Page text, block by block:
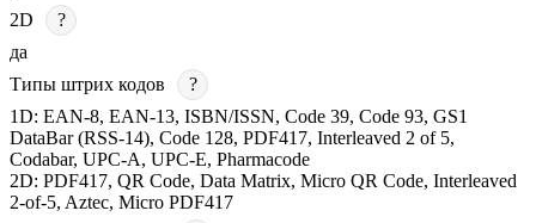
2D
?
да
Типы штрих кодов
?
1D: EAN-8, EAN-13, ISBN/ISSN, Code 39, Code 93, GS1
DataBar (RSS-14), Code 128, PDF417, Interleaved 2 of 5,
Codabar, UPC-A, UPC-E, Pharmacode
2D: PDF417, QR Code, Data Matrix, Micro QR Code, Interleaved
2-of-5, Aztec, Micro PDF417